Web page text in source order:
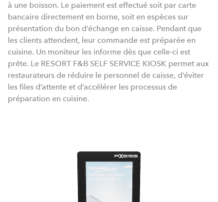
à une boisson. Le paiement est effectué soit par carte
bancaire directement en borne, soit en espèces sur
présentation du bon d’échange en caisse. Pendant que
les clients attendent, leur commande est préparée en
cuisine. Un moniteur les informe dès que celle-ci est
prête. Le RESORT F&B SELF SERVICE KIOSK permet aux
restaurateurs de réduire le personnel de caisse, d’éviter
les files d’attente et d’accélérer les processus de
préparation en cuisine.